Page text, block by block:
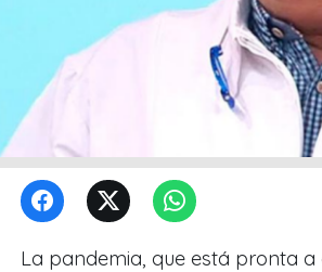
La pandemia, que está pronta